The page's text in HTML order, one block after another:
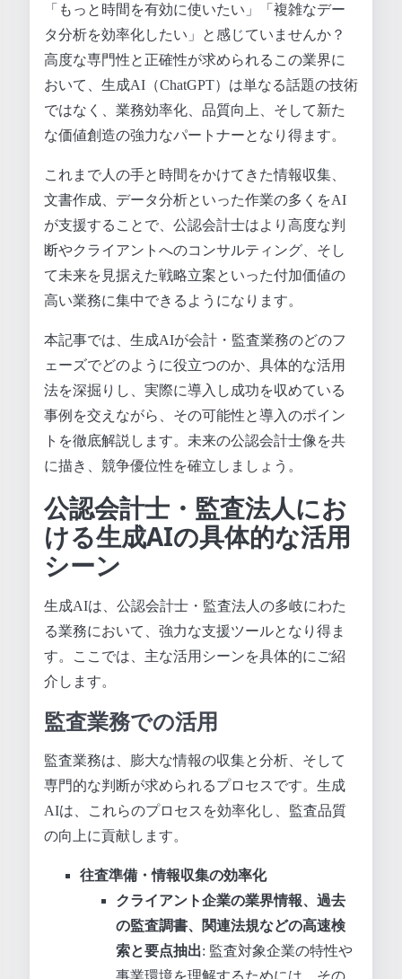
「もっと時間を有効に使いたい」「複雑なデー
タ分析を効率化したい」と感じていませんか？
高度な専門性と正確性が求められるこの業界に
おいて、生成AI（ChatGPT）は単なる話題の技術
ではなく、業務効率化、品質向上、そして新た
な価値創造の強力なパートナーとなり得ます。
これまで人の手と時間をかけてきた情報収集、
文書作成、データ分析といった作業の多くをAI
が支援することで、公認会計士はより高度な判
断やクライアントへのコンサルティング、そし
て未来を見据えた戦略立案といった付加価値の
高い業務に集中できるようになります。
本記事では、生成AIが会計・監査業務のどのフ
ェーズでどのように役立つのか、具体的な活用
法を深掘りし、実際に導入し成功を収めている
事例を交えながら、その可能性と導入のポイン
トを徹底解説します。未来の公認会計士像を共
に描き、競争優位性を確立しましょう。
公認会計士・監査法人にお
ける生成AIの具体的な活用
シーン
生成AIは、公認会計士・監査法人の多岐にわた
る業務において、強力な支援ツールとなり得ま
す。ここでは、主な活用シーンを具体的にご紹
介します。
監査業務での活用
監査業務は、膨大な情報の収集と分析、そして
専門的な判断が求められるプロセスです。生成
AIは、これらのプロセスを効率化し、監査品質
の向上に貢献します。
往査準備・情報収集の効率化
クライアント企業の業界情報、過去
の監査調書、関連法規などの高速検
索と要点抽出: 監査対象企業の特性や
事業環境を理解するためには、その